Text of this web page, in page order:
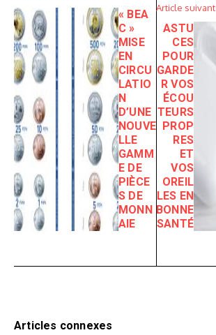
« BEA
C »
MISE
EN
CIRCU
LATIO
N
D’UNE
NOUVE
LLE
GAMM
E DE
PIÈCE
S DE
MONN
AIE
Article suivant
ASTU
CES
POUR
GARDE
R VOS
ÉCOU
TEURS
PROP
RES
ET
VOS
OREIL
LES EN
BONNE
SANTÉ
Articles connexes